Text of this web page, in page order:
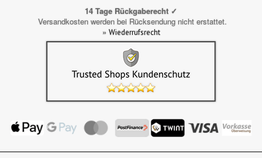
14 Tage Rückgaberecht ✓
Versandkosten werden bei Rücksendung nicht erstattet.
» Wiederrufsrecht